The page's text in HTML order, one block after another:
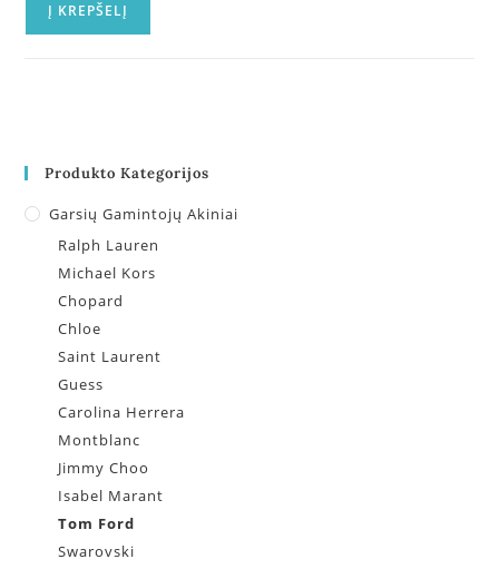
Į KREPŠELĮ
Produkto Kategorijos
Garsių Gamintojų Akiniai
Ralph Lauren
Michael Kors
Chopard
Chloe
Saint Laurent
Guess
Carolina Herrera
Montblanc
Jimmy Choo
Isabel Marant
Tom Ford
Swarovski